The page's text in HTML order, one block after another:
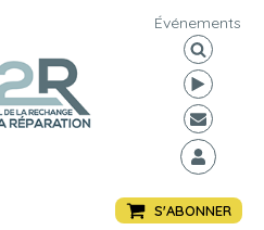
Événements
S'ABONNER